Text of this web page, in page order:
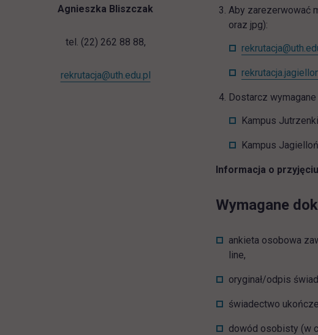
Agnieszka Bliszczak
tel. (22) 262 88 88,
rekrutacja@uth.edu.pl
Aby zarezerwować
oraz jpg):
Dostarcz
Kampus
Kampus
Informacja o
Wymagane
ankieta osobowa
line,
oryginał/odpis
świadectwo
dowód osobisty (w